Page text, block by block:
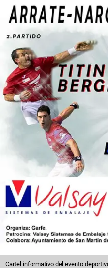
Cartel informativo del evento